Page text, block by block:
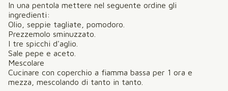
In una pentola mettere nel seguente ordine gli
ingredienti:
Olio, seppie tagliate, pomodoro.
Prezzemolo sminuzzato.
I tre spicchi d'aglio.
Sale pepe e aceto.
Mescolare
Cucinare con coperchio a fiamma bassa per 1 ora e
mezza, mescolando di tanto in tanto.